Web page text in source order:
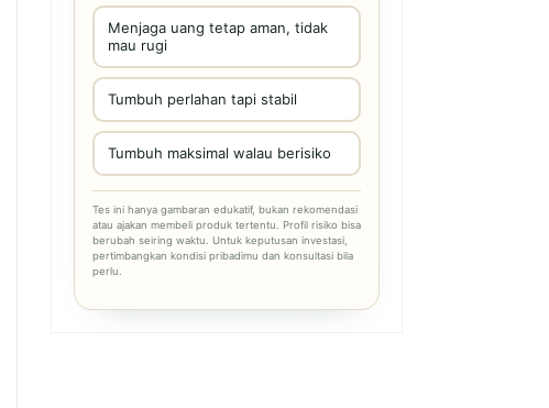
Menjaga uang tetap aman, tidak
mau rugi
Tumbuh perlahan tapi stabil
Tumbuh maksimal walau berisiko
Tes ini hanya gambaran edukatif, bukan rekomendasi
atau ajakan membeli produk tertentu. Profil risiko bisa
berubah seiring waktu. Untuk keputusan investasi,
pertimbangkan kondisi pribadimu dan konsultasi bila
perlu.